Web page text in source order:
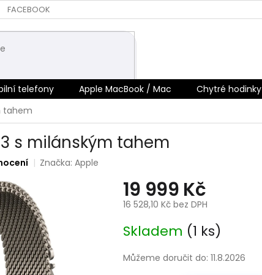
FACEBOOK
telefony Apple MacBook / Mac Chytré hodinky
tahem
s milánským tahem
Značka:Apple
19 999 Kč
16 528,10 Kč bez DPH
cena:
Skladem (1 ks)
Můžeme doručit do: 11.8.2026